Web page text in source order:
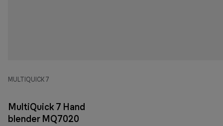
MULTIQUICK 7
MultiQuick 7 Hand
blender MQ7020